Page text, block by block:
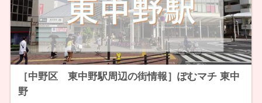
［中野区 東中野駅周辺の街情報］ぽむマチ 東中
野